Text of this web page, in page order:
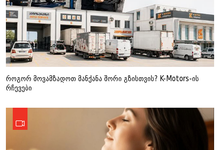
როგორ მოვამზადოთ მანქანა შორი გზისთვის? K-Motors-ის
რჩევები